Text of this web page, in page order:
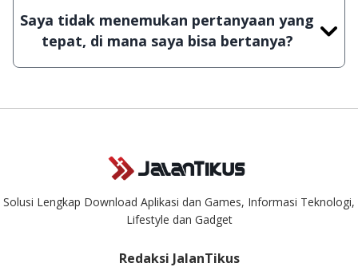
ada di JalanTikus, hingga saat ini kita masih
melakukan upload-download secara manual,
sehingga kuota sebesar ribuan aplikasi & games
tidak dapat tercapai dalam waktu yang singkat.
Saya tidak menemukan pertanyaan yang
tepat, di mana saya bisa bertanya?
Kami dengan senang hati menjawab setiap
keinfo@jalantikus.com
Solusi Lengkap Download Aplikasi dan Games, Informasi Teknologi,
Lifestyle dan Gadget
Redaksi JalanTikus